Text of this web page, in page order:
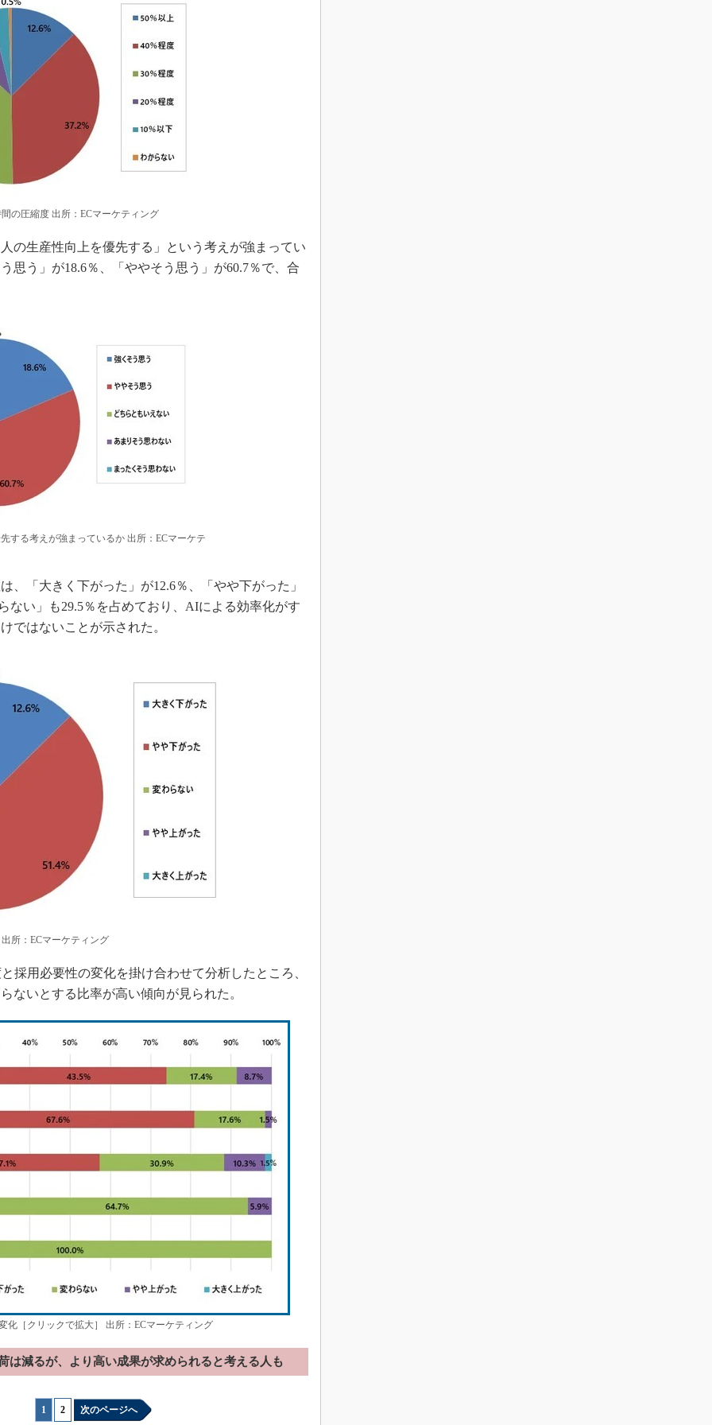
の圧縮度 出所：ECマーケティング
生産性向上を優先する」という考えが強まってい
思う」が18.6％、「ややそう思う」が60.7％で、合
する考えが強まっているか 出所：ECマーケテ
「大きく下がった」が12.6％、「やや下がった」
ない」も29.5％を占めており、AIによる効率化がす
ではないことが示された。
所：ECマーケティング
用必要性の変化を掛け合わせて分析したところ、
ないとする比率が高い傾向が見られた。
［クリックで拡大］ 出所：ECマーケティング
は減るが、より高い成果が求められると考える人も
1 2 次のページへ